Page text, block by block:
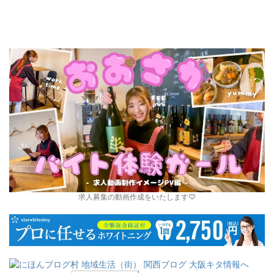
求人募集の動画作成をいたします♡